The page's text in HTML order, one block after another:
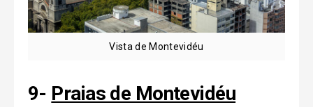
Vista de Montevidéu
9- Praias de Montevidéu